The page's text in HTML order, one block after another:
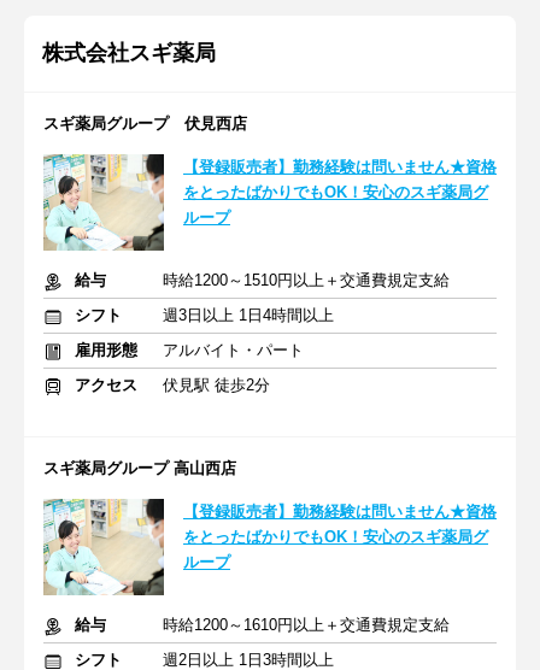
株式会社スギ薬局
スギ薬局グループ 伏見西店
【登録販売者】勤務経験は問いません★資格
をとったばかりでもOK！安心のスギ薬局グ
ループ
給与
時給1200～1510円以上＋交通費規定支給
シフト
週3日以上 1日4時間以上
雇用形態
アルバイト・パート
アクセス
伏見駅 徒歩2分
スギ薬局グループ 高山西店
【登録販売者】勤務経験は問いません★資格
をとったばかりでもOK！安心のスギ薬局グ
ループ
給与
時給1200～1610円以上＋交通費規定支給
シフト
週2日以上 1日3時間以上